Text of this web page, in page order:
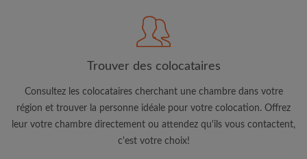
CRÉER PROFIL
jour du compte par e-mail
Trouver des colocataires
Consultez les colocataires cherchant une chambre dans votre
région et trouver la personne idéale pour votre colocation. Offrez
leur votre chambre directement ou attendez qu'ils vous contactent,
c'est votre choix!